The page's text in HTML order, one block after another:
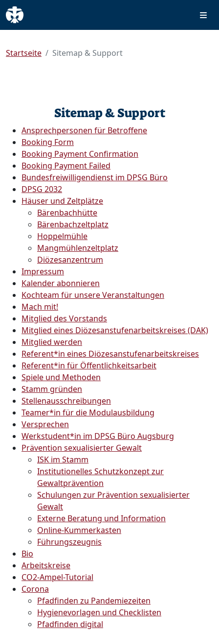
Startseite Sitemap & Support
Sitemap & Support
Ansprechpersonen für Betroffene
Booking Form
Booking Payment Confirmation
Booking Payment Failed
Bundesfreiwilligendienst im DPSG Büro
DPSG 2032
Häuser und Zeltplätze
Bärenbachhütte
Bärenbachzeltplatz
Hoppelmühle
Mangmühlenzeltplatz
Diözesanzentrum
Impressum
Kalender abonnieren
Kochteam für unsere Veranstaltungen
Mach mit!
Mitglied des Vorstands
Mitglied eines Diözesanstufenarbeitskreises (DAK)
Mitglied werden
Referent*in eines Diözesanstufenarbeitskreises
Referent*in für Öffentlichkeitsarbeit
Spiele und Methoden
Stamm gründen
Stellenausschreibungen
Teamer*in für die Modulausbildung
Versprechen
Werkstudent*in im DPSG Büro Augsburg
Prävention sexualisierter Gewalt
ISK im Stamm
Institutionelles Schutzkonzept zur
Gewaltprävention
Schulungen zur Prävention sexualisierter
Gewalt
Externe Beratung und Information
Online-Kummerkasten
Führungszeugnis
Bio
Arbeitskreise
CO2-Ampel-Tutorial
Corona
Pfadfinden zu Pandemiezeiten
Hygienevorlagen und Checklisten
Pfadfinden digital